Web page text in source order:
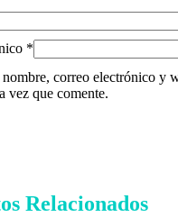
*
correo electrónico y
vez que comente.
Relacionados